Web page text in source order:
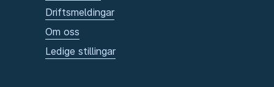
Driftsmeldingar
Om oss
Ledige stillingar